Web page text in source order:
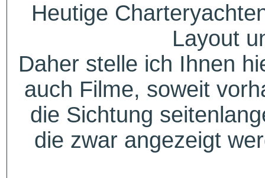
Heutige
Layout
Daher stelle ich Ihnen
auch Filme, soweit
die Sichtung
die zwar angezeigt